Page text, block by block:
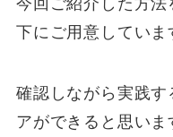
今回ご紹介した方
下にご用意していま
確認しながら実践
アができると思いま